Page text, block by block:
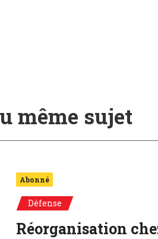
même sujet
Abonné
Défense
Réorganisation